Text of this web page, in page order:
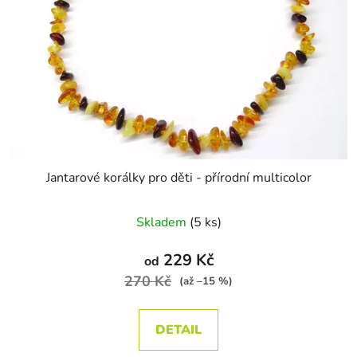
Jantarové korálky pro děti - přírodní multicolor
Skladem (5 ks)
od 229 Kč
270 Kč (až –15 %)
DETAIL